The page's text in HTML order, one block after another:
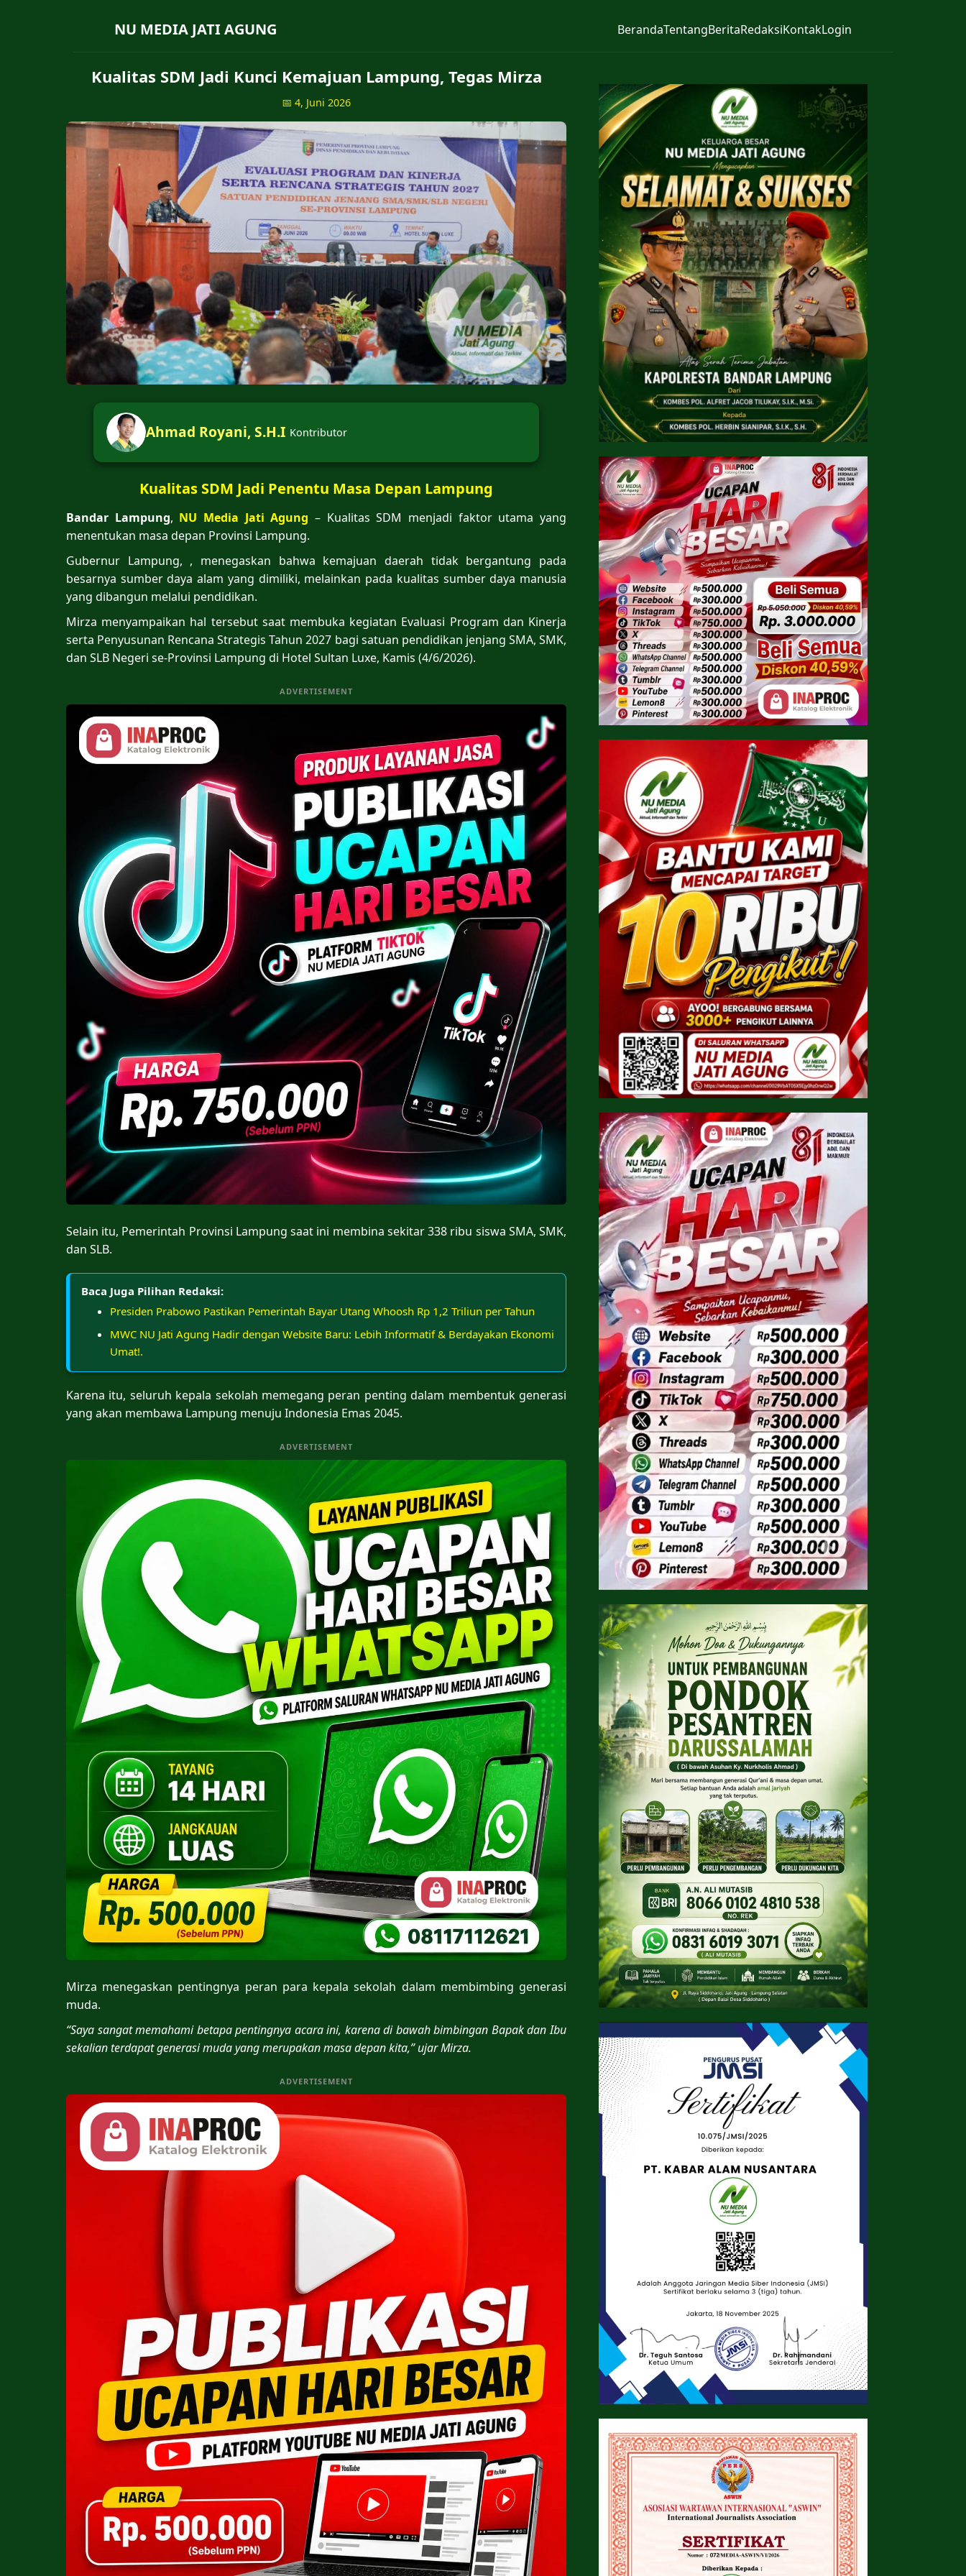
NU MEDIA JATI AGUNG BerandaTentangBeritaRedaksiKontakLogin
Kualitas SDM Jadi Kunci Kemajuan Lampung, Tegas Mirza
📅 4, Juni 2026
Ahmad Royani, S.H.I Kontributor
Kualitas SDM Jadi Penentu Masa Depan Lampung
Bandar Lampung, NU Media Jati Agung – Kualitas SDM menjadi faktor utama yang
menentukan masa depan Provinsi Lampung.
Gubernur Lampung, , menegaskan bahwa kemajuan daerah tidak bergantung pada
besarnya sumber daya alam yang dimiliki, melainkan pada kualitas sumber daya manusia
yang dibangun melalui pendidikan.
Mirza menyampaikan hal tersebut saat membuka kegiatan Evaluasi Program dan Kinerja
serta Penyusunan Rencana Strategis Tahun 2027 bagi satuan pendidikan jenjang SMA, SMK,
dan SLB Negeri se-Provinsi Lampung di Hotel Sultan Luxe, Kamis (4/6/2026).
ADVERTISEMENT
Selain itu, Pemerintah Provinsi Lampung saat ini membina sekitar 338 ribu siswa SMA, SMK,
dan SLB.
Baca Juga Pilihan Redaksi:
Presiden Prabowo Pastikan Pemerintah Bayar Utang Whoosh Rp 1,2 Triliun per Tahun
MWC NU Jati Agung Hadir dengan Website Baru: Lebih Informatif & Berdayakan Ekonomi
Umat!.
Karena itu, seluruh kepala sekolah memegang peran penting dalam membentuk generasi
yang akan membawa Lampung menuju Indonesia Emas 2045.
ADVERTISEMENT
Mirza menegaskan pentingnya peran para kepala sekolah dalam membimbing generasi
muda.
“Saya sangat memahami betapa pentingnya acara ini, karena di bawah bimbingan Bapak dan Ibu
sekalian terdapat generasi muda yang merupakan masa depan kita,” ujar Mirza.
ADVERTISEMENT